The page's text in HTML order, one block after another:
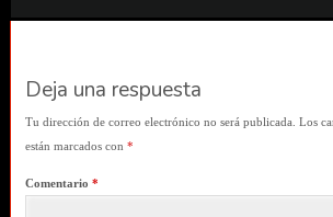
Deja una respuesta
Tu dirección de correo electrónico no será publicada. Los
están marcados con *
Comentario *